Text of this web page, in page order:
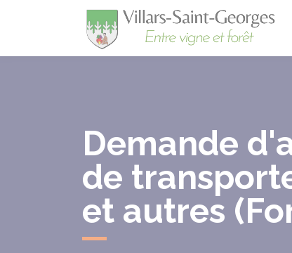
Demande
de
et autres